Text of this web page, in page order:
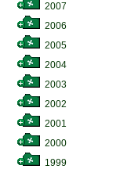
2007
2006
2005
2004
2003
2002
2001
2000
1999